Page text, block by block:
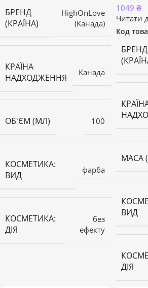
БРЕНД
(КРАЇНА)
HighOnLove
(Канада)
КРАЇНА
НАДХОДЖЕННЯ
Канада
ОБ'ЄМ (МЛ) 100
КОСМЕТИКА:
ВИД
фарба
КОСМЕТИКА:
ДІЯ
без
ефекту
1049 ₴
Читати
Код
БРЕНД
МАСА
ВИД
ДІЯ